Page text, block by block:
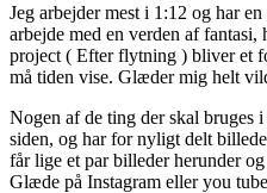
Jeg arbejder mest i 1:12 og har
arbejde med en verden af
project ( Efter flytning ) bliver et
må tiden vise. Glæder mig helt
Nogen af de ting der skal bruges
siden, og har for nyligt delt
får lige et par billeder herunder
Glæde på Instagram eller you